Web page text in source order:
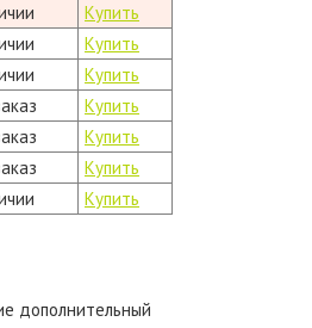
Купить
Купить
Купить
Купить
Купить
Купить
Купить
дополнительный